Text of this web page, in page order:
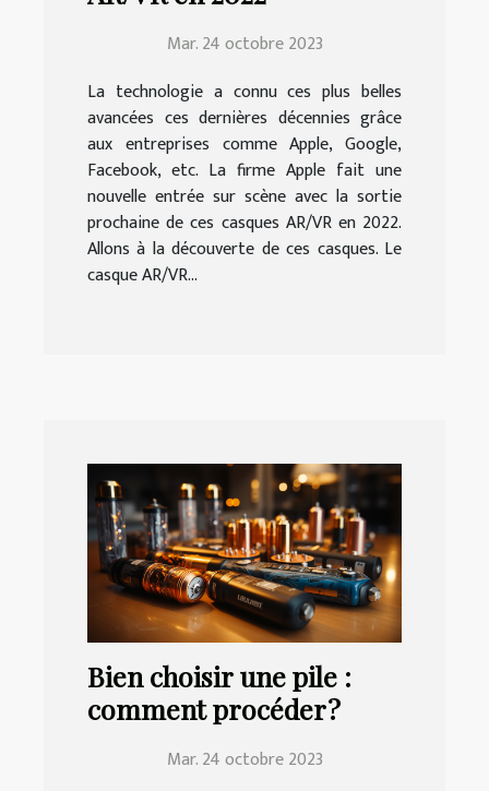
Mar. 24 octobre 2023
La technologie a connu ces plus belles
avancées ces dernières décennies grâce
aux entreprises comme Apple, Google,
Facebook, etc. La firme Apple fait une
nouvelle entrée sur scène avec la sortie
prochaine de ces casques AR/VR en 2022.
Allons à la découverte de ces casques. Le
casque AR/VR...
Bien choisir une pile :
comment procéder ?
Mar. 24 octobre 2023